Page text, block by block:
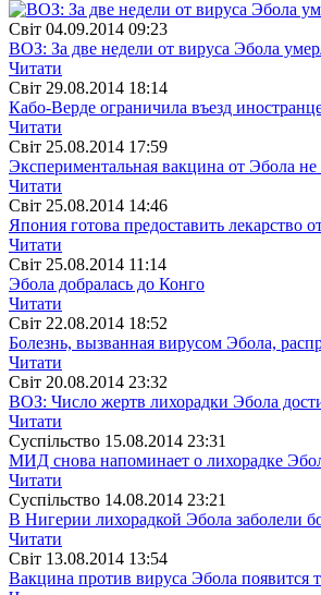
Свiт 04.09.2014 09:23
ВОЗ: За две недели от вируса Эбола
Читати
Свiт 29.08.2014 18:14
Кабо-Верде ограничила въезд
Читати
Свiт 25.08.2014 17:59
Экспериментальная вакцина от Эбола
Читати
Свiт 25.08.2014 14:46
Япония готова предоставить лекарство
Читати
Свiт 25.08.2014 11:14
Эбола добралась до Конго
Читати
Свiт 22.08.2014 18:52
Болезнь, вызванная вирусом Эбола,
Читати
Свiт 20.08.2014 23:32
ВОЗ: Число жертв лихорадки Эбола
Читати
Суспiльство 15.08.2014 23:31
МИД снова напоминает о лихорадке
Читати
Суспiльство 14.08.2014 23:21
В Нигерии лихорадкой Эбола заболели
Читати
Свiт 13.08.2014 13:54
Вакцина против вируса Эбола появится